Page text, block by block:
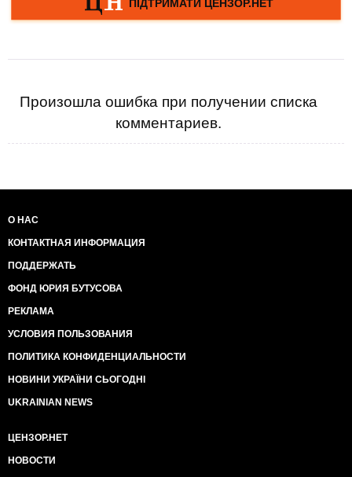
Произошла ошибка при получении списка
комментариев.
О НАС
КОНТАКТНАЯ ИНФОРМАЦИЯ
ПОДДЕРЖАТЬ
ФОНД ЮРИЯ БУТУСОВА
РЕКЛАМА
УСЛОВИЯ ПОЛЬЗОВАНИЯ
ПОЛИТИКА КОНФИДЕНЦИАЛЬНОСТИ
НОВИНИ УКРАЇНИ СЬОГОДНІ
UKRAINIAN NEWS
ЦЕНЗОР.НЕТ
НОВОСТИ